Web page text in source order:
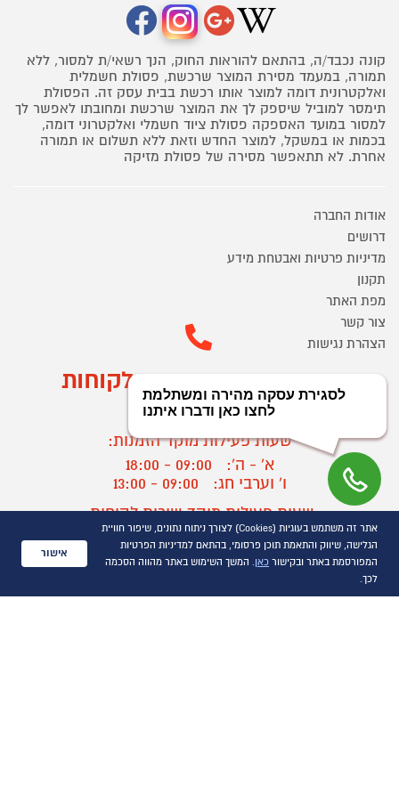
קונה נכבד/ה, בהתאם להוראות החוק, הנך רשאי/ת למסור, ללא
תמורה, במעמד מסירת המוצר שרכשת, פסולת חשמלית
ואלקטרונית דומה למוצר אותו רכשת בבית עסק זה. הפסולת
תימסר למוביל שיספק לך את המוצר שרכשת ומחובתו לאפשר לך
למסור במועד האספקה פסולת ציוד חשמלי ואלקטרוני דומה,
בכמות או במשקל, למוצר החדש וזאת ללא תשלום או תמורה
אחרת. לא תתאפשר מסירה של פסולת מזיקה
אודות החברה
דרושים
מדיניות פרטיות ואבטחת מידע
תקנון
מפת האתר
צור קשר
הצהרת נגישות
מוקד הזמנות ושירות לקוחות
03-9545370
שעות פעילות מוקד הזמנות:
א' - ה':
09:00 - 18:00
ו' וערבי חג:
09:00 - 13:00
שעות פעילות מוקד שירות לקוחות:
א' - ד':
09:00 - 16:30
ה :
09:00 - 16:00
חול המועד
?
אתר זה משתמש בעוגיות (Cookies) לצורך ניתוח נתונים, שיפור חוויית
הגלישה, שיווק והתאמת תוכן פרסומי, בהתאם למדיניות הפרטיות
המפורסמת באתר ובקישור כאן. המשך השימוש באתר מהווה הסכמה
לכך.
אישור